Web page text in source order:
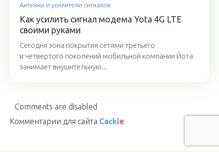
Антенны и усилители сигналов
Как усилить сигнал модема Yota 4G LTE
своими руками
Сегодня зона покрытия сетями третьего
и четвертого поколений мобильной компании Йота
занимает внушительную...
Comments are disabled
Комментарии для сайта Cackle